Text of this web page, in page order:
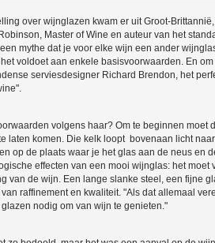
over wijnglazen kwam er uit Groot-
Master of Wine en auteur van het
mythe dat je voor elke wijn een ander
voldoet aan enkele basisvoorwaarden. En
serviesdesigner Richard Brendon, het
volgens haar? Om te beginnen moet
laten komen. Die kelk loopt bovenaan licht
op de plaats waar je het glas aan de neus en
effecten van een mooi wijnglas: het
van de wijn. Een lange slanke steel, een fijne
raffinement en kwaliteit. "Als dat allemaal
nodig om van wijn te genieten."